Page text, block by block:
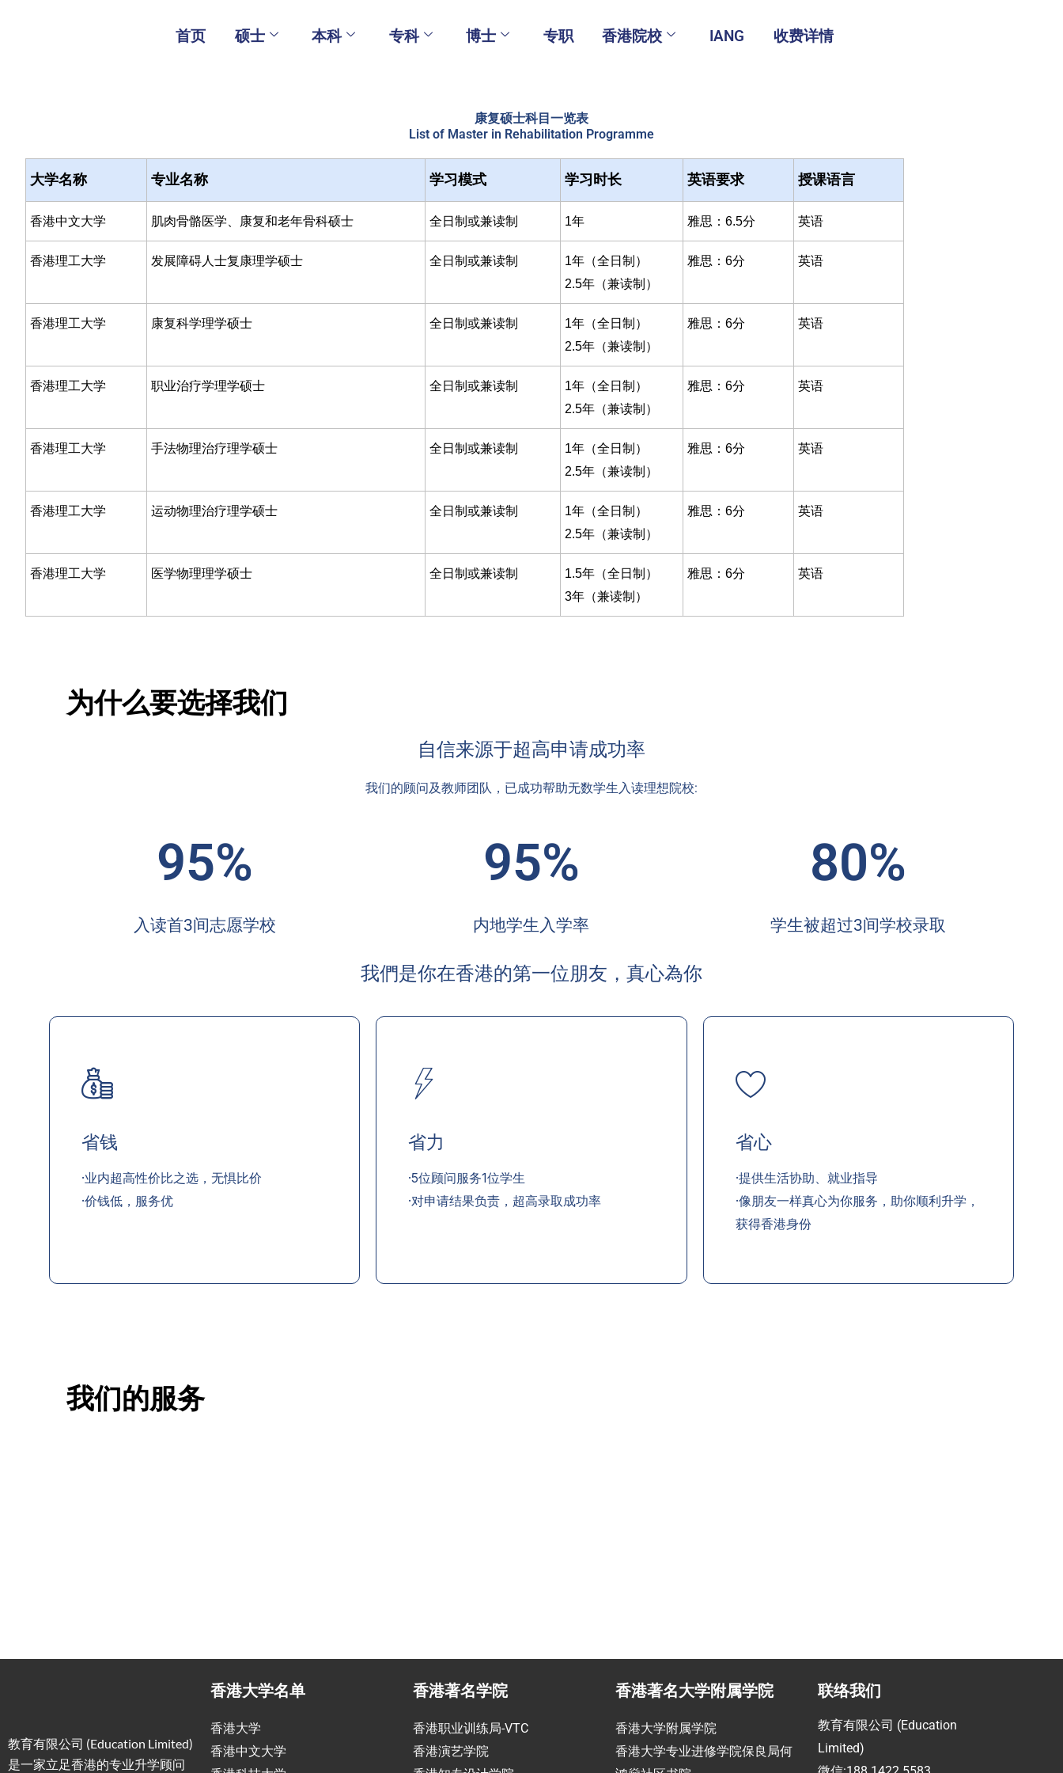
首页 硕士 本科 专科 博士 专职 香港院校 IANG 收费详情
康复硕士科目一览表
List of Master in Rehabilitation Programme
大学名称 专业名称 学习模式 学习时长 英语要求 授课语言
香港中文大学 肌肉骨骼医学、康复和老年骨科硕士 全日制或兼读制 1年 雅思：6.5分 英语
香港理工大学 发展障碍人士复康理学硕士 全日制或兼读制
1年（全日制）
2.5年（兼读制）
雅思：6分 英语
香港理工大学 康复科学理学硕士 全日制或兼读制
1年（全日制）
2.5年（兼读制）
雅思：6分 英语
香港理工大学 职业治疗学理学硕士 全日制或兼读制
1年（全日制）
2.5年（兼读制）
雅思：6分 英语
香港理工大学 手法物理治疗理学硕士 全日制或兼读制
1年（全日制）
2.5年（兼读制）
雅思：6分 英语
香港理工大学 运动物理治疗理学硕士 全日制或兼读制
1年（全日制）
2.5年（兼读制）
雅思：6分 英语
香港理工大学 医学物理理学硕士 全日制或兼读制
1.5年（全日制）
3年（兼读制）
雅思：6分 英语
为什么要选择我们
自信来源于超高申请成功率
我们的顾问及教师团队，已成功帮助无数学生入读理想院校:
95%
入读首3间志愿学校
95%
内地学生入学率
80%
学生被超过3间学校录取
我們是你在香港的第一位朋友，真心為你
省钱
·业内超高性价比之选，无惧比价
·价钱低，服务优
省力
·5位顾问服务1位学生
·对申请结果负责，超高录取成功率
省心
·提供生活协助、就业指导
·像朋友一样真心为你服务，助你顺利升学，
获得香港身份
我们的服务
教育有限公司 (Education Limited)
是一家立足香港的专业升学顾问
香港大学名单
香港大学
香港中文大学
香港著名学院
香港职业训练局-VTC
香港演艺学院
香港著名大学附属学院
香港大学附属学院
香港大学专业进修学院保良局何
联络我们
教育有限公司 (Education
Limited)